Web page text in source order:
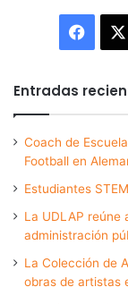
Entradas
Coach de
Football en
Estudiantes
La UDLAP reúne
administración
La Colección de
obras de artistas